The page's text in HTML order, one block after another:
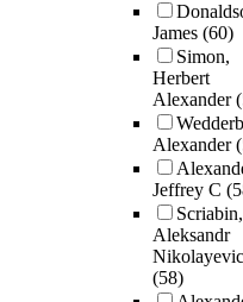
James (60)
Simon,
Herbert
Alexander
Alexander
Jeffrey C
Scriabin,
Aleksandr
(58)